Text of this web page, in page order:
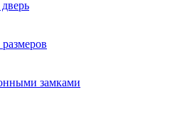
замками